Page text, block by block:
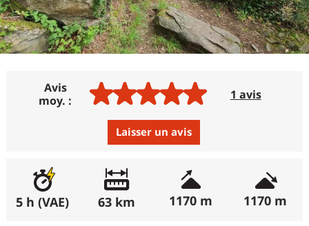
Avis
moy. :
1 avis
Laisser un avis
Excellent:
100%
5 h (VAE) 63 km 1170 m 1170 m